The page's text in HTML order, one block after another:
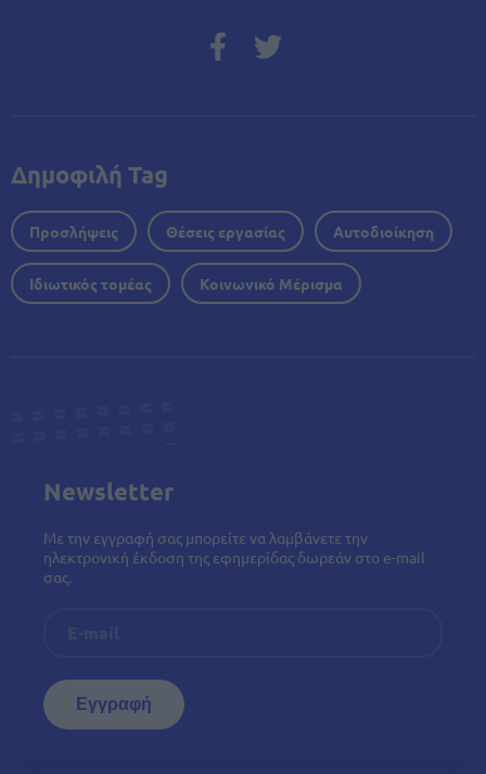
Δημοφιλή Tag
Προσλήψεις Θέσεις εργασίας Αυτοδιοίκηση
Ιδιωτικός τομέας Κοινωνικό Μέρισμα
Newsletter
Με την εγγραφή σας μπορείτε να λαμβάνετε την
ηλεκτρονική έκδοση της εφημερίδας δωρεάν στο e-mail
σας.